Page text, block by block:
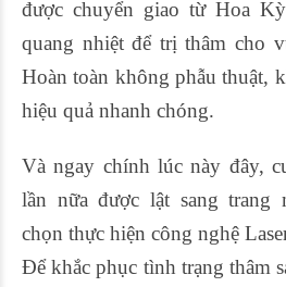
được chuyển giao từ Hoa
quang nhiệt để trị thâm cho
Hoàn toàn không phẫu thuật,
hiệu quả nhanh chóng.
Và ngay chính lúc này đây,
lần nữa được lật sang
chọn thực hiện công nghệ
Để khắc phục tình trạng thâm